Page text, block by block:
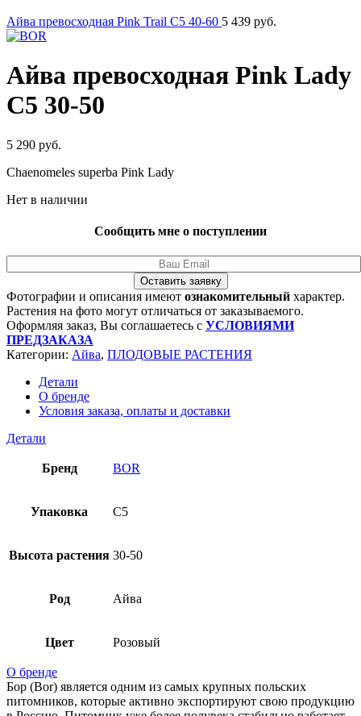
Айва превосходная Pink Trail C5 40-60 5 439 руб.
Айва превосходная Pink Lady
C5 30-50
5 290 руб.
Chaenomeles superba Pink Lady
Нет в наличии
Сообщить мне о поступлении
Оставить заявку
Фотографии и описания имеют ознакомительный характер.
Растения на фото могут отличаться от заказываемого.
Оформляя заказ, Вы соглашаетесь с УСЛОВИЯМИ
ПРЕДЗАКАЗА
Категории: Айва, ПЛОДОВЫЕ РАСТЕНИЯ
Детали
О бренде
Условия заказа, оплаты и доставки
Детали
Бренд BOR
Упаковка C5
Высота растения 30-50
Род Айва
Цвет Розовый
О бренде
Бор (Bor) является одним из самых крупных польских
питомников, которые активно экспортируют свою продукцию